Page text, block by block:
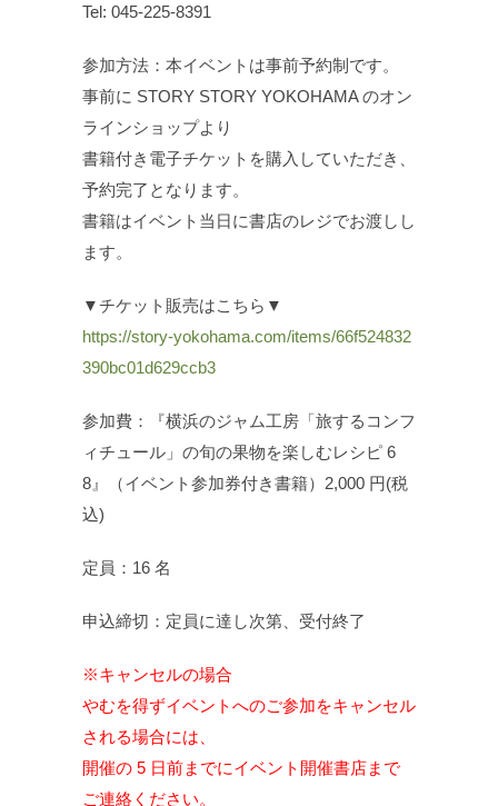
Tel: 045-225-8391
参加方法：本イベントは事前予約制です。
事前に STORY STORY YOKOHAMA のオン
ラインショップより
書籍付き電子チケットを購入していただき、
予約完了となります。
書籍はイベント当日に書店のレジでお渡しし
ます。
▼チケット販売はこちら▼
https://story-yokohama.com/items/66f524832
390bc01d629ccb3
参加費：『横浜のジャム工房「旅するコンフ
ィチュール」の旬の果物を楽しむレシピ 6
8』（イベント参加券付き書籍）2,000 円(税
込)
定員：16 名
申込締切：定員に達し次第、受付終了
※キャンセルの場合
やむを得ずイベントへのご参加をキャンセル
される場合には、
開催の 5 日前までにイベント開催書店まで
ご連絡ください。